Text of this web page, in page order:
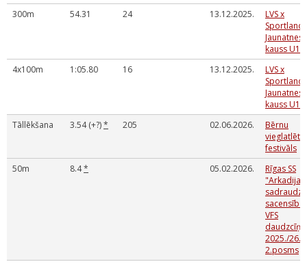
300m
54.31 24 13.12.2025.
LVS x
Sportland
Jaunatnes
kauss U12
4x100m
1:05.80 16 13.12.2025.
LVS x
Sportland
Jaunatnes
kauss U12
Tāllēkšana
3.54 (+?)* 205 02.06.2026.
Bērnu
festivāls
50m
8.4* 05.02.2026.
Rīgas SS
"Arkadija"
VFS
2025./
2.posms